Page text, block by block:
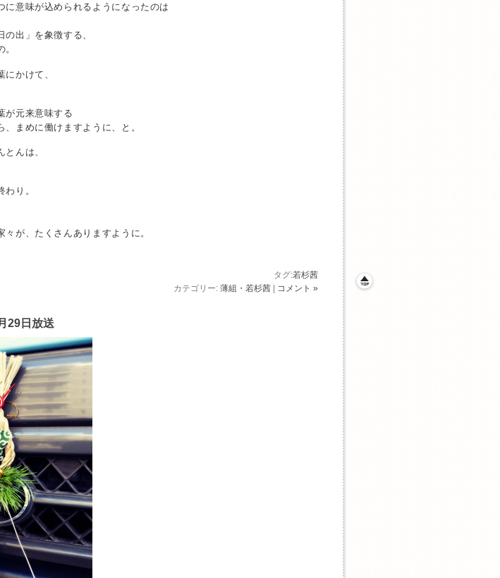
に意味が込められるようになったのは
出」を象徴する、
にかけて、
が元来意味する
まめに働けますように、と。
んは、
り。
が、たくさんありますように。
タグ:若杉茜
カテゴリー: 薄組・若杉茜 コメント »
29日放送